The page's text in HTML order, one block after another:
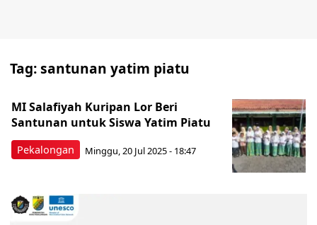
Tag:santunan yatim piatu
Pekalongan
MI Salafiyah Kuripan Lor Beri
Santunan untuk Siswa Yatim Piatu
Minggu, 20 Jul 2025 - 18:47